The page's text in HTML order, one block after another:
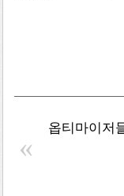
옵티마이저
«